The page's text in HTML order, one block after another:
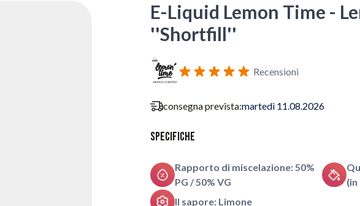
E-Liquid Lemon Time -
''Shortfill''
Recensioni
consegna prevista:martedì 11.08.2026
Specifiche
Rapporto di miscelazione: 50%
PG / 50% VG
(in
Il sapore: Limone